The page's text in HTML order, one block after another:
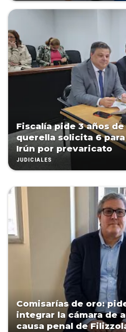
Fiscalía pide 3 años
querella solicita 6
Irún por prevaricato
JUDICIALES
Comisarías de oro:
integrar la cámara de
causa penal de